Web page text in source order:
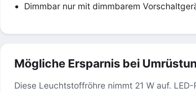
Dimmbar nur mit dimmbarem
Mögliche Ersparnis bei
Diese Leuchtstoffröhre nimmt 21 W auf.